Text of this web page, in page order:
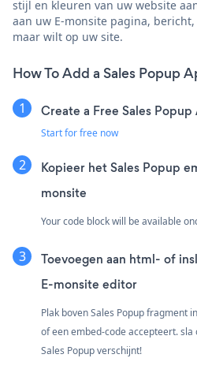
stijl en kleuren van uw website
aan uw E-monsite pagina,
maar wilt op uw site.
How To Add a Sales Popup
Create a Free Sales Popup
Start for free now
Kopieer het Sales Popup
monsite
Your code block will be available
Toevoegen aan html- of
E-monsite editor
Plak boven Sales Popup fragment
of een embed-code accepteert.
Sales Popup verschijnt!